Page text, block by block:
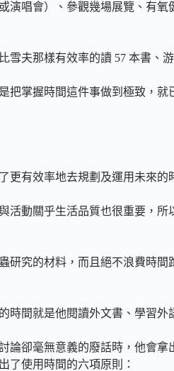
演唱會）、參觀幾場展覽、有
夫那樣有效率的讀 57 本書、游
把掌握時間這件事做到極致，
更有效率地去規劃及運用未來的
活動關乎生活品質也很重要，
究的材料，而且絕不浪費時間
時間就是他閱讀外文書、學習外
論卻毫無意義的廢話時，他會
了使用時間的六項原則：